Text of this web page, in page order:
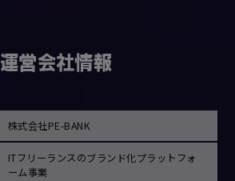
運営会社情報
株式会社PE-BANK
ITフリーランスのブランド化プラットフォ
ーム事業